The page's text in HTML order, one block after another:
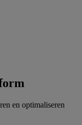
en optimaliseren